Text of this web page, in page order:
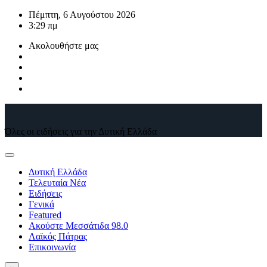
ΜετάβασηΠέμπτη, 6 Αυγούστου 2026
3:29 πμ
Ακολουθήστε μας
Όλες οι ειδήσεις για την Δυτική Ελλάδα
Δυτική Ελλάδα
Τελευταία Νέα
Ειδήσεις
Γενικά
Featured
Ακούστε Μεσσάτιδα 98.0
Λαϊκός Πάτρας
Επικοινωνία